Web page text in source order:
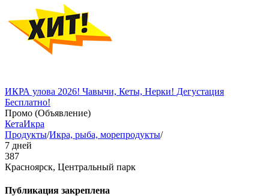
ИКРА улова 2026! Чавычи, Кеты, Нерки! Дегустация
Бесплатно!
Промо (Объявление)
КетаИкра
Продукты/Икра, рыба, морепродукты/
7 дней
387
Красноярск, Центральный парк
Публикация закреплена